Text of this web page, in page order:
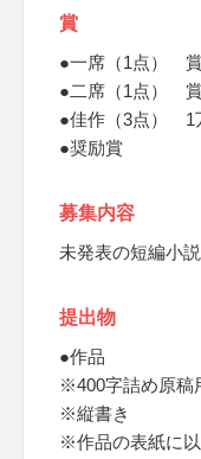
賞
●一席（1点）
●二席（1点）
●佳作（3点） 1
●奨励賞
募集内容
未発表の短編小
提出物
●作品
※400字詰め原稿
※縦書き
※作品の表紙に